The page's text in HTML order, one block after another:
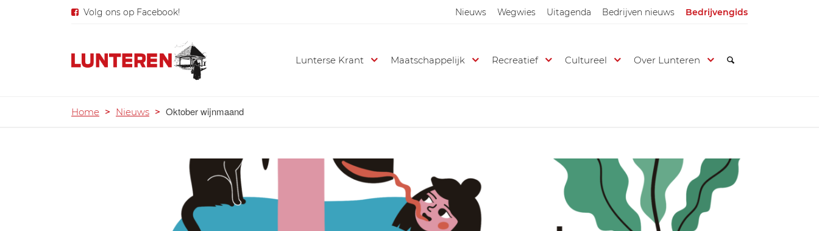
Nieuws Wegwies Uitagenda Bedrijven nieuws Bedrijvengids
Volg ons op Facebook!
Lunterse Krant Maatschappelijk Recreatief Cultureel Over Lunteren
Home > Nieuws > Oktober wijnmaand